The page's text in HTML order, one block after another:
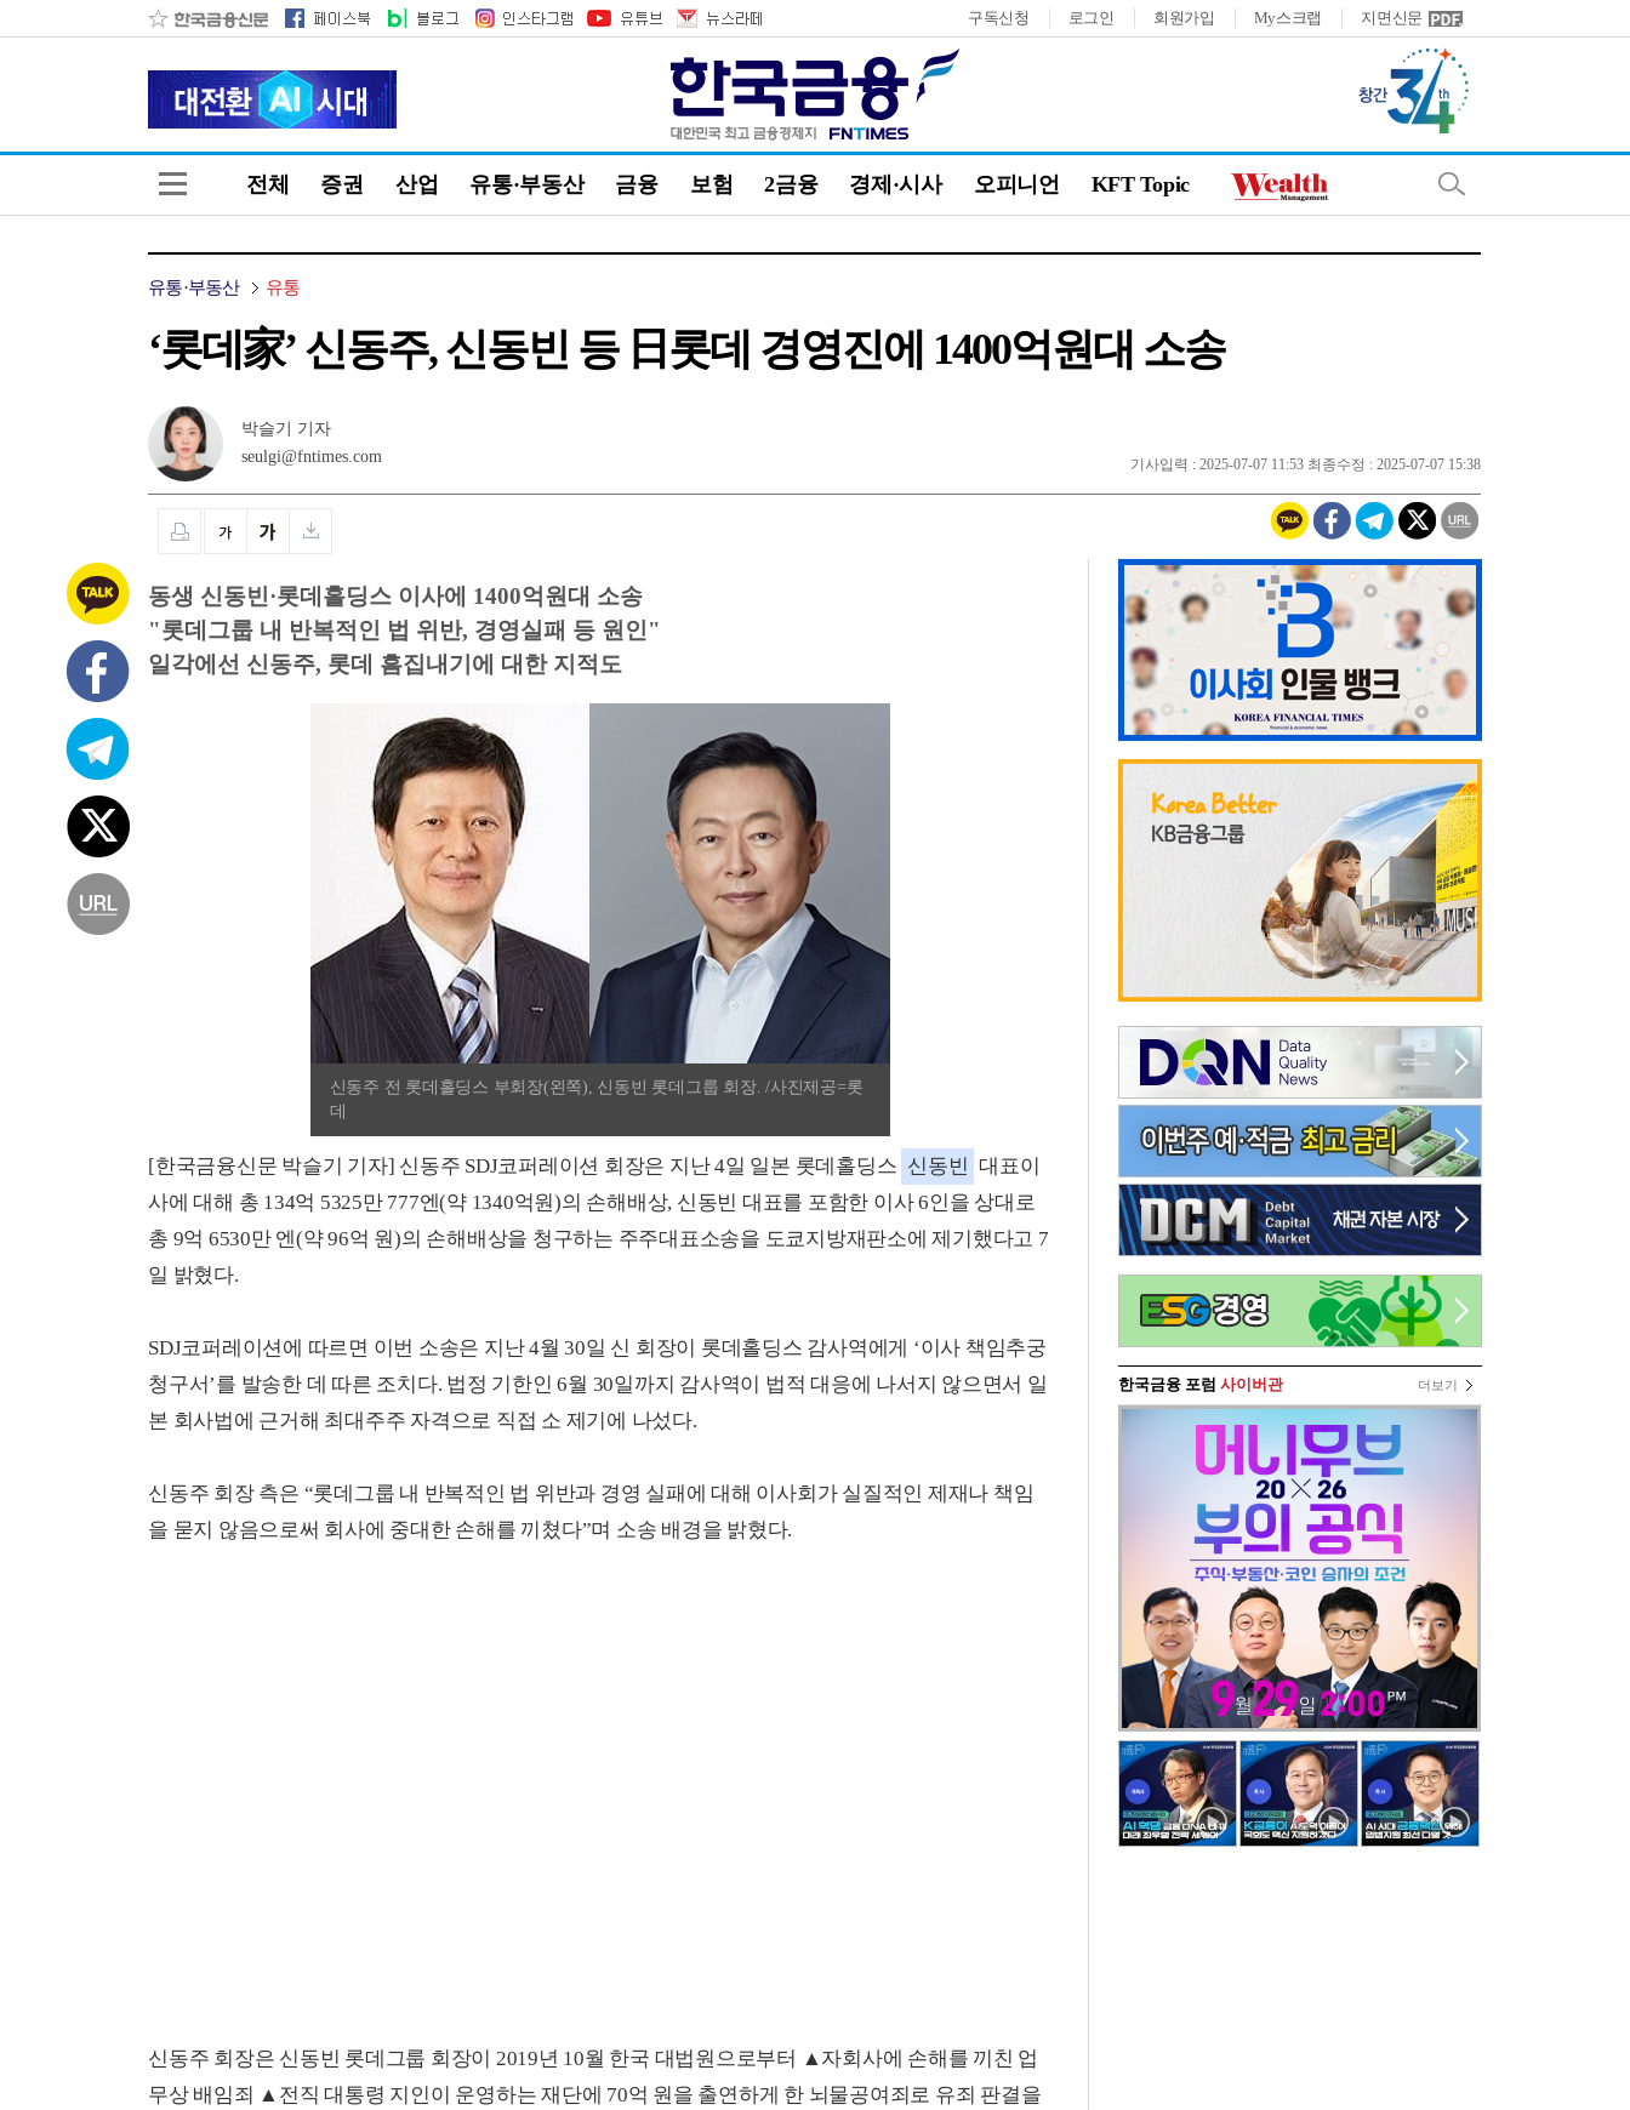
구독신청 로그인 회원가입 My스크랩 지면신문
전체 증권 산업 유통·부동산 금융 보험 2금융 경제·시사 오피니언 KFT Topic
유통·부동산 유통
‘롯데家’ 신동주, 신동빈 등 日롯데 경영진에 1400억원대 소송
박슬기 기자
seulgi@fntimes.com
기사입력 : 2025-07-07 11:53 최종수정 : 2025-07-07 15:38
동생 신동빈·롯데홀딩스 이사에 1400억원대 소송
"롯데그룹 내 반복적인 법 위반, 경영실패 등 원인"
일각에선 신동주, 롯데 흠집내기에 대한 지적도
신동주 전 롯데홀딩스 부회장(왼쪽), 신동빈 롯데그룹 회장. /사진제공=롯
데
[한국금융신문 박슬기 기자] 신동주 SDJ코퍼레이션 회장은 지난 4일 일본 롯데홀딩스 신동빈 대표이
사에 대해 총 134억 5325만 777엔(약 1340억원)의 손해배상, 신동빈 대표를 포함한 이사 6인을 상대로
총 9억 6530만 엔(약 96억 원)의 손해배상을 청구하는 주주대표소송을 도쿄지방재판소에 제기했다고 7
일 밝혔다.
SDJ코퍼레이션에 따르면 이번 소송은 지난 4월 30일 신 회장이 롯데홀딩스 감사역에게 ‘이사 책임추궁
청구서’를 발송한 데 따른 조치다. 법정 기한인 6월 30일까지 감사역이 법적 대응에 나서지 않으면서 일
본 회사법에 근거해 최대주주 자격으로 직접 소 제기에 나섰다.
신동주 회장 측은 “롯데그룹 내 반복적인 법 위반과 경영 실패에 대해 이사회가 실질적인 제재나 책임
을 묻지 않음으로써 회사에 중대한 손해를 끼쳤다”며 소송 배경을 밝혔다.
신동주 회장은 신동빈 롯데그룹 회장이 2019년 10월 한국 대법원으로부터 ▲자회사에 손해를 끼친 업
무상 배임죄 ▲전직 대통령 지인이 운영하는 재단에 70억 원을 출연하게 한 뇌물공여죄로 유죄 판결을
한국금융 포럼 사이버관 더보기